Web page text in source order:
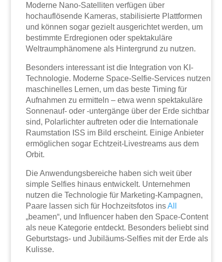
Moderne Nano-Satelliten verfügen über
hochauflösende Kameras, stabilisierte Plattformen
und können sogar gezielt ausgerichtet werden, um
bestimmte Erdregionen oder spektakuläre
Weltraumphänomene als Hintergrund zu nutzen.
Besonders interessant ist die Integration von KI-
Technologie. Moderne Space-Selfie-Services nutzen
maschinelles Lernen, um das beste Timing für
Aufnahmen zu ermitteln – etwa wenn spektakuläre
Sonnenauf- oder -untergänge über der Erde sichtbar
sind, Polarlichter auftreten oder die Internationale
Raumstation ISS im Bild erscheint. Einige Anbieter
ermöglichen sogar Echtzeit-Livestreams aus dem
Orbit.
Die Anwendungsbereiche haben sich weit über
simple Selfies hinaus entwickelt. Unternehmen
nutzen die Technologie für Marketing-Kampagnen,
Paare lassen sich für Hochzeitsfotos insAll
„beamen“, und Influencer haben den Space-Content
als neue Kategorie entdeckt. Besonders beliebt sind
Geburtstags- und Jubiläums-Selfies mit der Erde als
Kulisse.